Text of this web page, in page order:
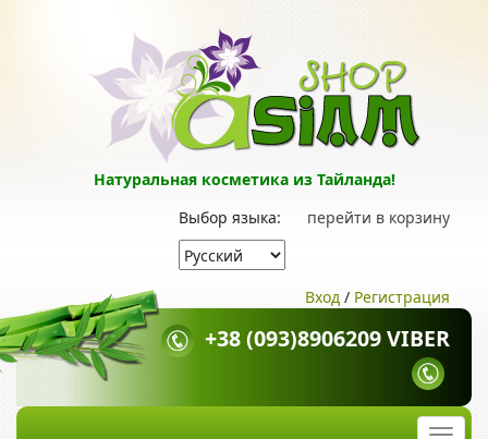
Натуральная косметика из Тайланда!
перейти в корзину
Выбор языка:
Вход / Регистрация
+38 (093)8906209 VIBER